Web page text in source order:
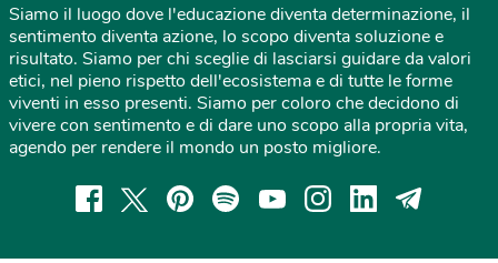
Siamo il luogo dove l'educazione diventa determinazione, il
sentimento diventa azione, lo scopo diventa soluzione e
risultato. Siamo per chi sceglie di lasciarsi guidare da valori
etici, nel pieno rispetto dell'ecosistema e di tutte le forme
viventi in esso presenti. Siamo per coloro che decidono di
vivere con sentimento e di dare uno scopo alla propria vita,
agendo per rendere il mondo un posto migliore.